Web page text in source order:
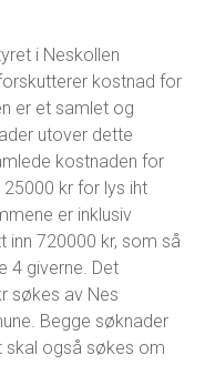
i Neskollen
kostnad for
er et samlet og
utover dette
kostnaden for
kr for lys iht
er inklusiv
inn 720000 kr, som så
4 giverne. Det
søkes av Nes
Begge søknader
skal også søkes om